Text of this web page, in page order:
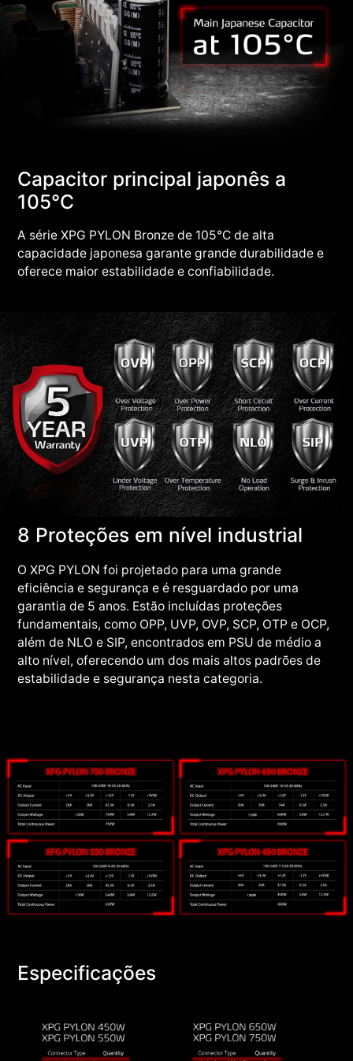
Capacitor principal japonês a
105°C
A série XPG PYLON Bronze de 105°C de alta
capacidade japonesa garante grande durabilidade e
oferece maior estabilidade e confiabilidade.
8 Proteções em nível industrial
O XPG PYLON foi projetado para uma grande
eficiência e segurança e é resguardado por uma
garantia de 5 anos. Estão incluídas proteções
fundamentais, como OPP, UVP, OVP, SCP, OTP e OCP,
além de NLO e SIP, encontrados em PSU de médio a
alto nível, oferecendo um dos mais altos padrões de
estabilidade e segurança nesta categoria.
Especificações